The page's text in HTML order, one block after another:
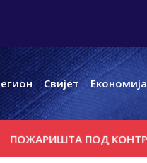
Свијет Економија
ПОД КОНTРОЛОМ